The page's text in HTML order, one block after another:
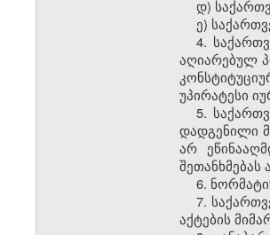
დ)
ე)
4.
აღიარებულ
უპირატესი
5.
დადგენილი
არ
6.
7.
აქტების